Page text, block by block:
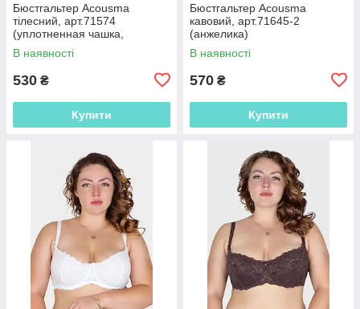
Бюстгальтер Acousma
тілесний, арт.71574
(уплотненная чашка,
классический, на косточках)
В наявності
530 ₴
Купити
Бюстгальтер Acousma
кавовий, арт.71645-2
(анжелика)
В наявності
570 ₴
Купити